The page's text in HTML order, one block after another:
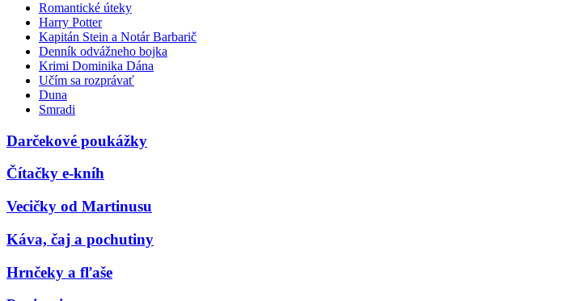
Romantické úteky
Harry Potter
Kapitán Stein a Notár Barbarič
Denník odvážneho bojka
Krimi Dominika Dána
Učím sa rozprávať
Duna
Smradi
Darčekové poukážky
Čítačky e-kníh
Vecičky od Martinusu
Káva, čaj a pochutiny
Hrnčeky a fľaše